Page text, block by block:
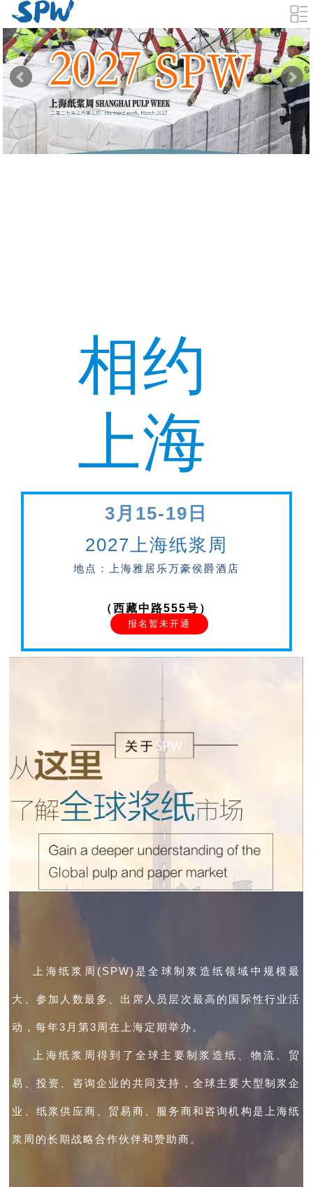
相约
上海
3月15-19日
2027上海纸浆周
地点：上海雅居乐万豪侯爵酒店
（西藏中路555号）
报名暂未开通
上海纸浆周(SPW)是全球制浆造纸领域中规模最
大、参加人数最多、出席人员层次最高的国际性行业活
动，每年3月第3周在上海定期举办。
上海纸浆周得到了全球主要制浆造纸、物流、贸
易、投资、咨询企业的共同支持，全球主要大型制浆企
业、纸浆供应商、贸易商、服务商和咨询机构是上海纸
浆周的长期战略合作伙伴和赞助商。